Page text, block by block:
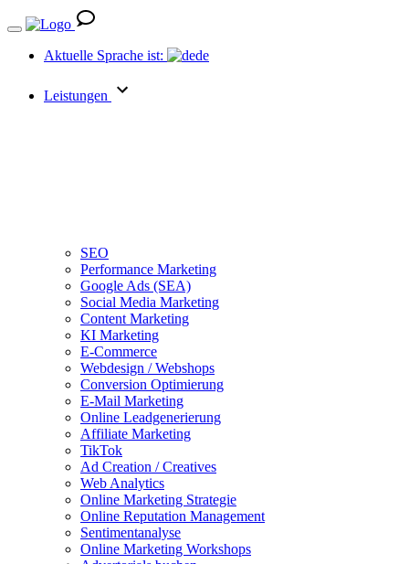
Aktuelle Sprache ist: de
Leistungen
SEO
Performance Marketing
Google Ads (SEA)
Social Media Marketing
Content Marketing
KI Marketing
E-Commerce
Webdesign / Webshops
Conversion Optimierung
E-Mail Marketing
Online Leadgenerierung
Affiliate Marketing
TikTok
Ad Creation / Creatives
Web Analytics
Online Marketing Strategie
Online Reputation Management
Sentimentanalyse
Online Marketing Workshops